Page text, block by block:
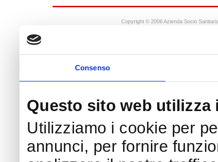
Consenso
Questo sito web utilizza
Utilizziamo i cookie per
annunci, per fornire
Copyright © 2006 Azienda Socio